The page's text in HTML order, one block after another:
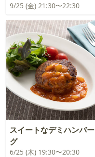
9/25 (金) 21:30〜22:30
スイートなデミハンバー
グ
6/25 (木) 19:30〜20:30